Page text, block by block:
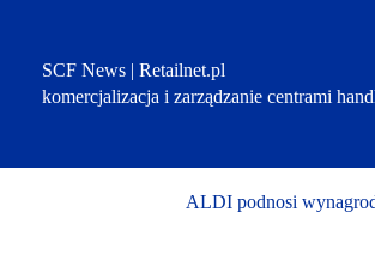
SCF News | Retailnet.pl
komercjalizacja i zarządzanie centrami
ALDI podnosi